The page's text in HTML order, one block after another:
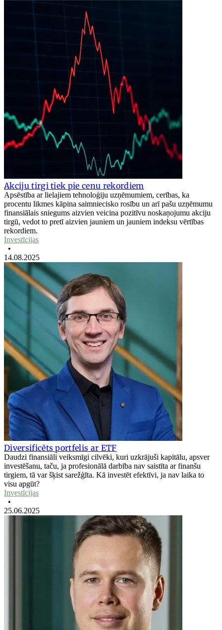
Akciju tirgi tiek pie cenu rekordiem
Apsēstība ar lielajiem tehnoloģiju uzņēmumiem, cerības, ka
procentu likmes kāpina saimniecisko rosību un arī pašu uzņēmumu
finansiālais sniegums aizvien veicina pozitīvu noskaņojumu akciju
tirgū, vedot to pretī aizvien jauniem un jauniem indeksu vērtības
rekordiem.
Investīcijas
•
14.08.2025
Diversificēts portfelis ar ETF
Daudzi finansiāli veiksmīgi cilvēki, kuri uzkrājuši kapitālu, apsver
investēšanu, taču, ja profesionālā darbība nav saistīta ar finanšu
tirgiem, tā var šķist sarežģīta. Kā investēt efektīvi, ja nav laika to
visu apgūt?
Investīcijas
•
25.06.2025